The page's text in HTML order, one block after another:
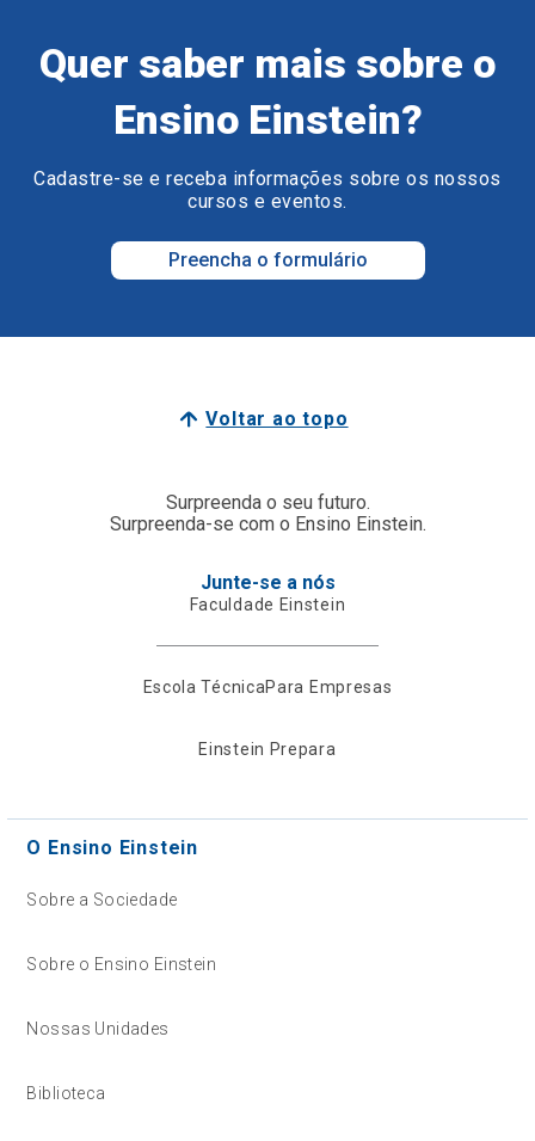
Quer saber mais sobre o
Ensino Einstein?
Cadastre-se e receba informações sobre os nossos
cursos e eventos.
Preencha o formulário
Voltar ao topo
Surpreenda o seu futuro.
Surpreenda-se com o Ensino Einstein.
Junte-se a nós
Faculdade Einstein
Escola TécnicaPara Empresas
Einstein Prepara
O Ensino Einstein
Sobre a Sociedade
Sobre o Ensino Einstein
Nossas Unidades
Biblioteca